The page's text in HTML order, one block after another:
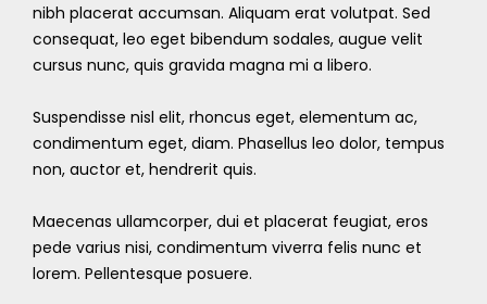
nibh placerat accumsan. Aliquam erat volutpat. Sed
consequat, leo eget bibendum sodales, augue velit
cursus nunc, quis gravida magna mi a libero.
Suspendisse nisl elit, rhoncus eget, elementum ac,
condimentum eget, diam. Phasellus leo dolor, tempus
non, auctor et, hendrerit quis.
Maecenas ullamcorper, dui et placerat feugiat, eros
pede varius nisi, condimentum viverra felis nunc et
lorem. Pellentesque posuere.